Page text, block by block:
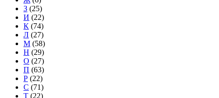
З (25)
И (22)
К (74)
Л (27)
М (58)
Н (29)
О (27)
П (63)
Р (22)
С (71)
Т (22)